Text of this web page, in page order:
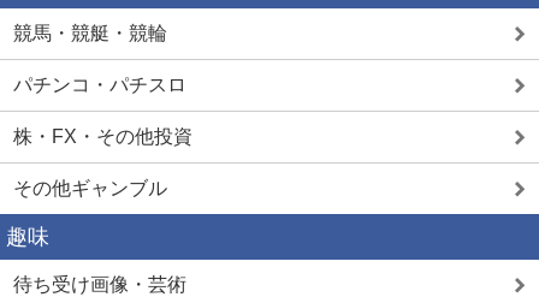
競馬・競艇・競輪
パチンコ・パチスロ
株・FX・その他投資
その他ギャンブル
趣味
待ち受け画像・芸術